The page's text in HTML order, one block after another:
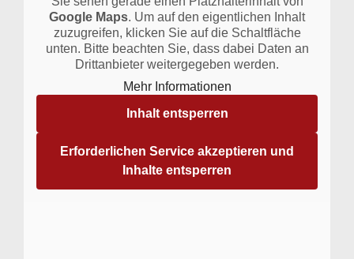
Google Maps. Um auf den eigentlichen Inhalt
zuzugreifen, klicken Sie auf die Schaltfläche
unten. Bitte beachten Sie, dass dabei Daten an
Drittanbieter weitergegeben werden.
Mehr Informationen
Inhalt entsperren
Erforderlichen Service akzeptieren und
Inhalte entsperren